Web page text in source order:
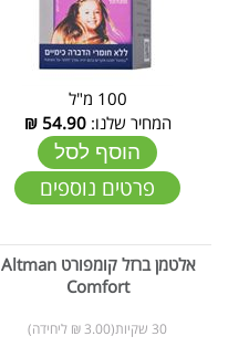
100 מ"ל
המחיר שלנו:54.90
₪
הוסף לסל
פרטים נוספים
אלטמן ברזל קומפורט Altman
Comfort
30 שקיות(3.00 ₪ ליחידה)